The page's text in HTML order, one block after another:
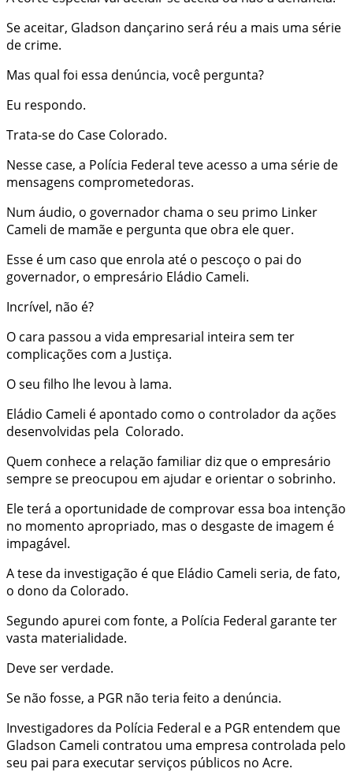
Se aceitar, Gladson dançarino será réu a mais uma série
de crime.
Mas qual foi essa denúncia, você pergunta?
Eu respondo.
Trata-se do Case Colorado.
Nesse case, a Polícia Federal teve acesso a uma série de
mensagens comprometedoras.
Num áudio, o governador chama o seu primo Linker
Cameli de mamãe e pergunta que obra ele quer.
Esse é um caso que enrola até o pescoço o pai do
governador, o empresário Eládio Cameli.
Incrível, não é?
O cara passou a vida empresarial inteira sem ter
complicações com a Justiça.
O seu filho lhe levou à lama.
Eládio Cameli é apontado como o controlador da ações
desenvolvidas pela Colorado.
Quem conhece a relação familiar diz que o empresário
sempre se preocupou em ajudar e orientar o sobrinho.
Ele terá a oportunidade de comprovar essa boa intenção
no momento apropriado, mas o desgaste de imagem é
impagável.
A tese da investigação é que Eládio Cameli seria, de fato,
o dono da Colorado.
Segundo apurei com fonte, a Polícia Federal garante ter
vasta materialidade.
Deve ser verdade.
Se não fosse, a PGR não teria feito a denúncia.
Investigadores da Polícia Federal e a PGR entendem que
Gladson Cameli contratou uma empresa controlada pelo
seu pai para executar serviços públicos no Acre.